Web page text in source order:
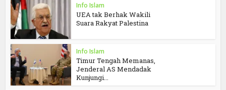
Info Islam
UEA tak Berhak Wakili
Suara Rakyat Palestina
Info Islam
Timur Tengah Memanas,
Jenderal AS Mendadak
Kunjungi...